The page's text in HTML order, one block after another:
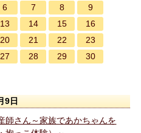
6 7 8
9
13 14 15
16
20 21 22
23
27 28 29
30
9日
師さん～家族であかちゃんを